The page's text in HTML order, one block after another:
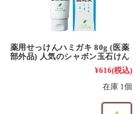
薬用せっけんハミガキ 80g (医薬
部外品) 人気のシャボン玉石けん
¥616(税込)
在庫 1個